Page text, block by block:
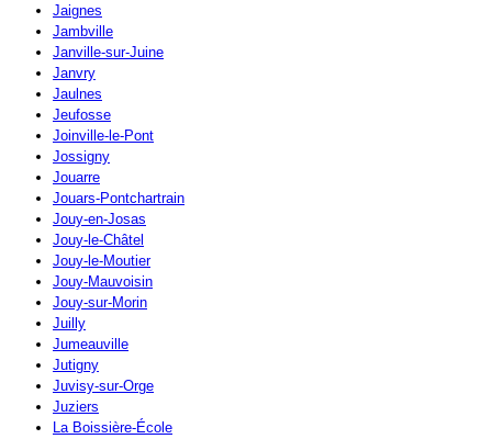
Jaignes
Jambville
Janville-sur-Juine
Janvry
Jaulnes
Jeufosse
Joinville-le-Pont
Jossigny
Jouarre
Jouars-Pontchartrain
Jouy-en-Josas
Jouy-le-Châtel
Jouy-le-Moutier
Jouy-Mauvoisin
Jouy-sur-Morin
Juilly
Jumeauville
Jutigny
Juvisy-sur-Orge
Juziers
La Boissière-École